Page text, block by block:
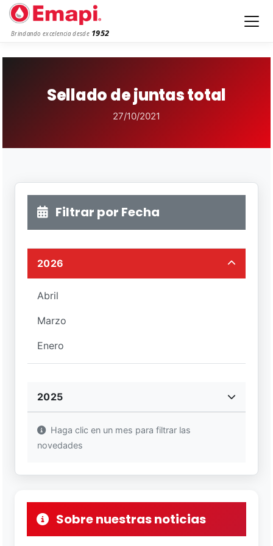
Brindando excelencia desde 1952
Sellado de juntas total
27/10/2021
Filtrar por Fecha
2026
Abril
Marzo
Enero
2025
Haga clic en un mes para filtrar las
novedades
Sobre nuestras noticias